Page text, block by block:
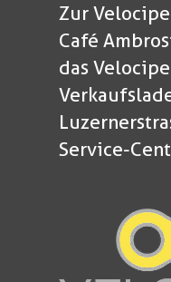
Zur
Café
das
Service-